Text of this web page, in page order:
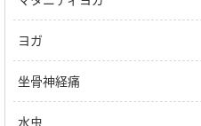
ヨガ
坐骨神経痛
水虫